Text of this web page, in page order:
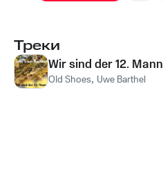
Треки
Wir sind der 12. Mann
Old Shoes, Uwe Barthel